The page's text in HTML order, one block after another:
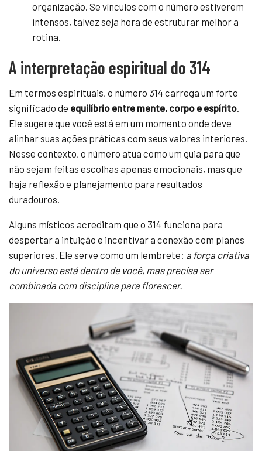
organização. Se vínculos com o número estiverem
intensos, talvez seja hora de estruturar melhor a
rotina.
A interpretação espiritual do 314
Em termos espirituais, o número 314 carrega um forte
significado de equilíbrio entre mente, corpo e espírito.
Ele sugere que você está em um momento onde deve
alinhar suas ações práticas com seus valores interiores.
Nesse contexto, o número atua como um guia para que
não sejam feitas escolhas apenas emocionais, mas que
haja reflexão e planejamento para resultados
duradouros.
Alguns místicos acreditam que o 314 funciona para
despertar a intuição e incentivar a conexão com planos
superiores. Ele serve como um lembrete: a força criativa
do universo está dentro de você, mas precisa ser
combinada com disciplina para florescer.